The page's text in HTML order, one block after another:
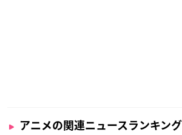
アニメの関連ニュースランキング